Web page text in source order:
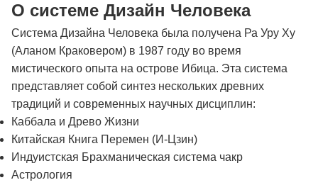
О системе Дизайн Человека
Система Дизайна Человека была получена Ра Уру Ху
(Аланом Краковером) в 1987 году во время
мистического опыта на острове Ибица. Эта система
представляет собой синтез нескольких древних
традиций и современных научных дисциплин:
Каббала и Древо Жизни
Китайская Книга Перемен (И-Цзин)
Индуистская Брахманическая система чакр
Астрология